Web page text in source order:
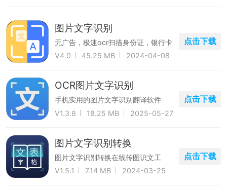
图片文字识别
无广告，极速ocr扫描身份证，银行卡
等证件
V4.0 45.25 MB 2024-04-08
点击下载
OCR图片文字识别
手机实用的图片文字识别翻译软件
V1.3.8
18.25 MB 2025-05-27
点击下载
图片文字识别转换
图片文字识别转换在线传图识文工
具。
V1.5.1 7.14 MB 2024-03-25
点击下载